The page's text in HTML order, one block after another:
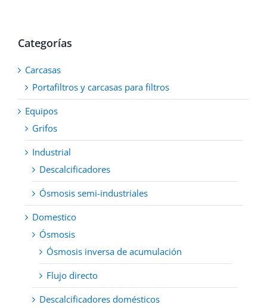
en
página
de
producto
Categorías
Carcasas
Portafiltros y carcasas para filtros
Equipos
Grifos
Industrial
Descalcificadores
Ósmosis semi-industriales
Domestico
Ósmosis
Ósmosis inversa de acumulación
Flujo directo
Descalcificadores domésticos